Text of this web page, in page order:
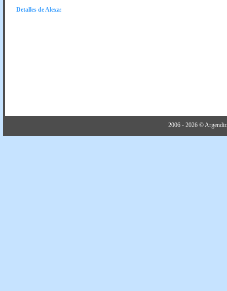
Detalles de Alexa:
2006 - 2026 ©